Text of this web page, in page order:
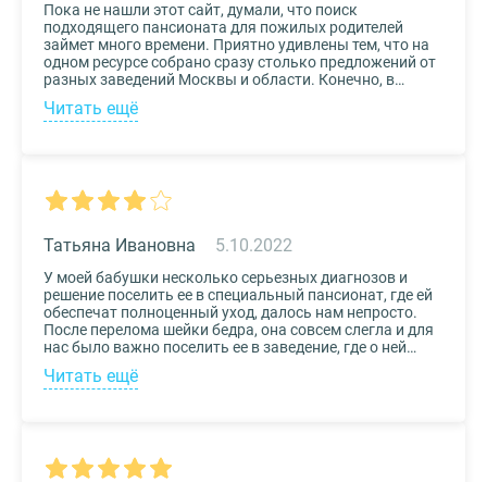
Пока не нашли этот сайт, думали, что поиск
подходящего пансионата для пожилых родителей
займет много времени. Приятно удивлены тем, что на
одном ресурсе собрано сразу столько предложений от
разных заведений Москвы и области. Конечно, в
приоритете был выбор по месту расположения –
хотелось бы, чтоб пансионат находился недалеко от
подробная, что определиться на наиболее подходящем
сервис!
Читать ещё
5.10.2022
Татьяна Ивановна
У моей бабушки несколько серьезных диагнозов и
решение поселить ее в специальный пансионат, где ей
обеспечат полноценный уход, далось нам непросто.
После перелома шейки бедра, она совсем слегла и для
нас было важно поселить ее в заведение, где о ней
будут заботиться круглосуточно. Остановили выбор
на реабилитационном центре Медвежьи Озера
Читать ещё